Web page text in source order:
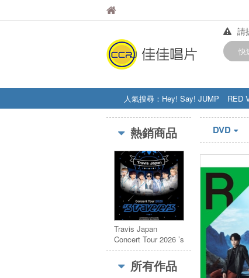
佳佳請
【
快
人氣搜尋： Hey! Say! JUMP RED
STRAY KIDS
盧廣仲 周杰伦
熱銷商品
Travis Japan
Concert Tour 2026 ’s
travelers【初回盤】
(2DVD)所有作品
DVD